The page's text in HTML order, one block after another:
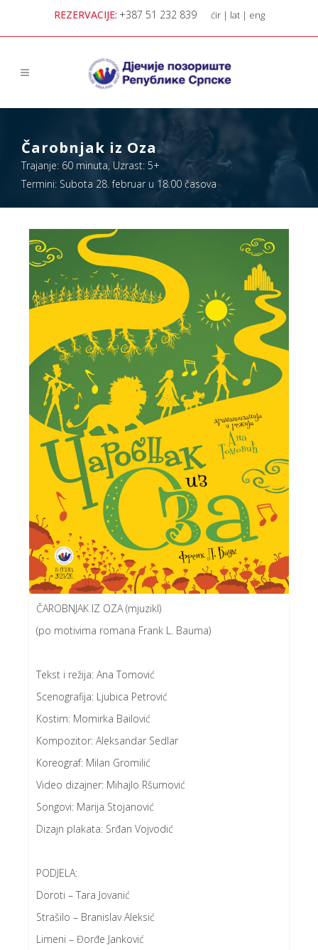
REZERVACIJE: +387 51 232 839 ćir| lat| eng
Čarobnjak iz Oza
Trajanje: 60 minuta, Uzrast: 5+
Termini: Subota 28. februar u 18.00 časova
ČAROBNJAK IZ OZA (mjuzikl)
(po motivima romana Frank L. Bauma)
Tekst i režija: Ana Tomović
Scenografija: Ljubica Petrović
Kostim: Momirka Bailović
Kompozitor: Aleksandar Sedlar
Koreograf: Milan Gromilić
Video dizajner: Mihajlo Ršumović
Songovi: Marija Stojanović
Dizajn plakata: Srđan Vojvodić
PODJELA:
Doroti – Tara Jovanić
Strašilo – Branislav Aleksić
Limeni – Đorđe Janković